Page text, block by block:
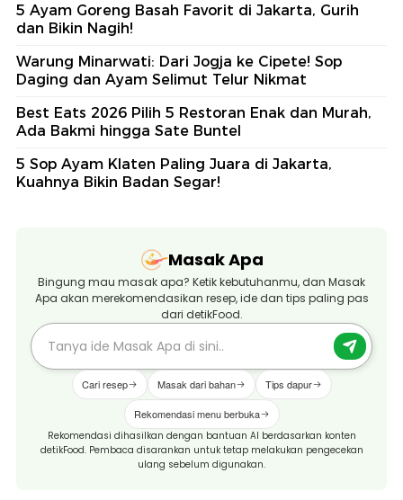
5 Ayam Goreng Basah Favorit di Jakarta, Gurih
dan Bikin Nagih!
Warung Minarwati: Dari Jogja ke Cipete! Sop
Daging dan Ayam Selimut Telur Nikmat
Best Eats 2026 Pilih 5 Restoran Enak dan Murah,
Ada Bakmi hingga Sate Buntel
5 Sop Ayam Klaten Paling Juara di Jakarta,
Kuahnya Bikin Badan Segar!
Masak Apa
Bingung mau masak apa? Ketik kebutuhanmu, dan Masak
Apa akan merekomendasikan resep, ide dan tips paling pas
dari detikFood.
Cari resep Masak dari bahan Tips dapur
Rekomendasi menu berbuka
Rekomendasi dihasilkan dengan bantuan AI berdasarkan konten
detikFood. Pembaca disarankan untuk tetap melakukan pengecekan
ulang sebelum digunakan.